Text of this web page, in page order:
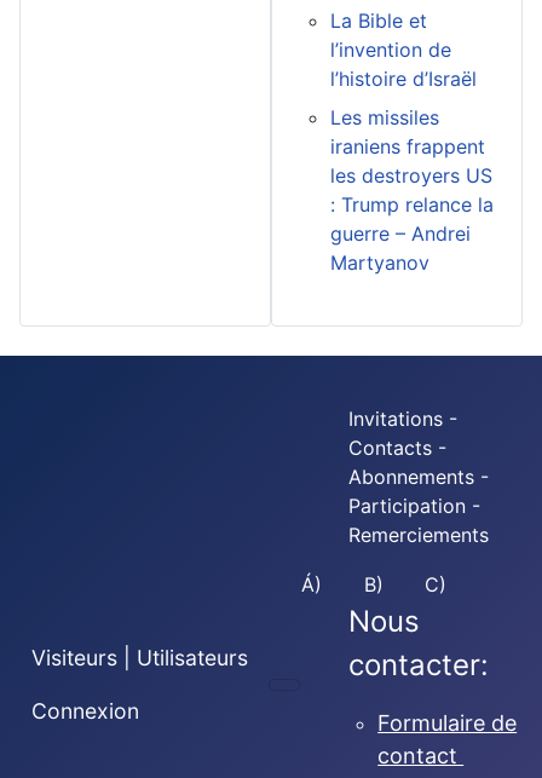
La Bible et
l’invention de
l’histoire d’Israël
Les missiles
iraniens frappent
les destroyers US
: Trump relance la
guerre – Andrei
Martyanov
Visiteurs | Utilisateurs
Connexion
Invitations -
Contacts -
Abonnements -
Participation -
Remerciements
Á) B) C)
Nous
contacter:
Formulaire de
contact